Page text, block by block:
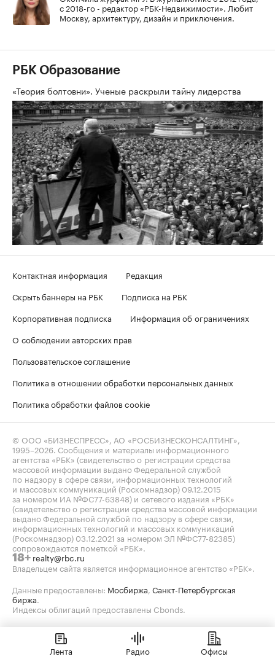
с 2018-го - редактор «РБК-Недвижимости». Любит
Москву, архитектуру, дизайн и приключения.
РБК Образование
«Теория болтовни». Ученые раскрыли тайну лидерства
Контактная информация
Редакция
Скрыть баннеры на РБК
Подписка на РБК
Корпоративная подписка
Информация об ограничениях
О соблюдении авторских прав
Пользовательское соглашение
Политика в отношении обработки персональных данных
Политика обработки файлов cookie
© ООО «БИЗНЕСПРЕСС», АО «РОСБИЗНЕСКОНСАЛТИНГ»,
1995–2026 . Сообщения и материалы информационного
агентства «РБК» (свидетельство о регистрации средства
массовой информации выдано Федеральной службой
по надзору в сфере связи, информационных технологий
и массовых коммуникаций (Роскомнадзор) 09.12.2015
за номером ИА №ФС77-63848) и сетевого издания «РБК»
(свидетельство о регистрации средства массовой информации
выдано Федеральной службой по надзору в сфере связи,
информационных технологий и массовых коммуникаций
(Роскомнадзор) 03.12.2021 за номером ЭЛ №ФС77-82385)
сопровождаются пометкой «РБК».
18+ realty@rbc.ru
Владельцем сайта является информационное агентство «РБК».
Данные предоставлены: Мосбиржа Санкт-Петербургская
биржа
Индексы облигаций предоставлены Cbonds.
Лента Радио Офисы